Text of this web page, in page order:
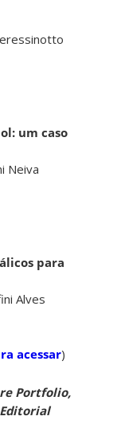
um caso
Neiva
para
Alves
acessar)
Portfolio,